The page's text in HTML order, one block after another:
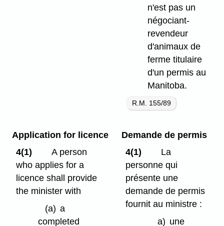
n'est pas un
négociant-
revendeur
d'animaux de
ferme titulaire
d'un permis au
Manitoba.
R.M. 155/89
Application for licence
4(1)
A person
who applies for a
licence shall provide
the minister with
(a) a
completed
Demande de permis
4(1)
La
personne qui
présente une
demande de permis
fournit au ministre :
a) une